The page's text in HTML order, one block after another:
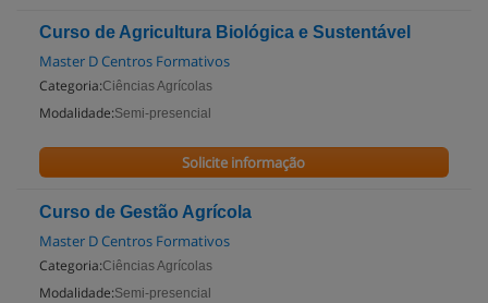
Curso de Agricultura Biológica e Sustentável
Master D Centros Formativos
Categoria:Ciências Agrícolas
Modalidade:Semi-presencial
Solicite informação
Curso de Gestão Agrícola
Master D Centros Formativos
Categoria:Ciências Agrícolas
Modalidade:Semi-presencial